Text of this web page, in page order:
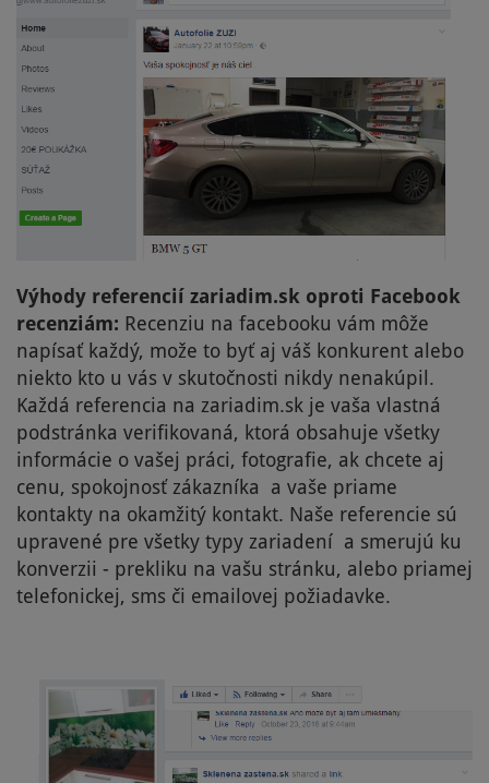
Výhody referencií zariadim.sk oproti Facebook
recenziám: Recenziu na facebooku vám môže
napísať každý, može to byť aj váš konkurent alebo
niekto kto u vás v skutočnosti nikdy nenakúpil.
Každá referencia na zariadim.sk je vaša vlastná
podstránka verifikovaná, ktorá obsahuje všetky
informácie o vašej práci, fotografie, ak chcete aj
cenu, spokojnosť zákazníka a vaše priame
kontakty na okamžitý kontakt. Naše referencie sú
upravené pre všetky typy zariadení a smerujú ku
konverzii - prekliku na vašu stránku, alebo priamej
telefonickej, sms či emailovej požiadavke.